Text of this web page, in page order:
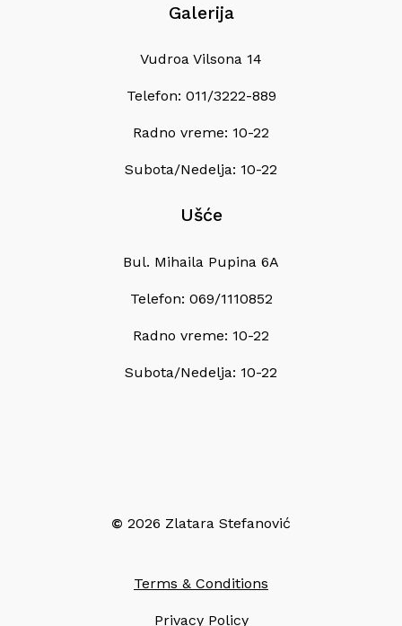
Galerija
Vudroa Vilsona 14
Telefon: 011/3222-889
Radno vreme: 10-22
Subota/Nedelja: 10-22
Ušće
Bul. Mihaila Pupina 6A
Telefon: 069/1110852
Radno vreme: 10-22
Subota/Nedelja: 10-22
© 2026 Zlatara Stefanović
Terms & Conditions
Privacy Policy